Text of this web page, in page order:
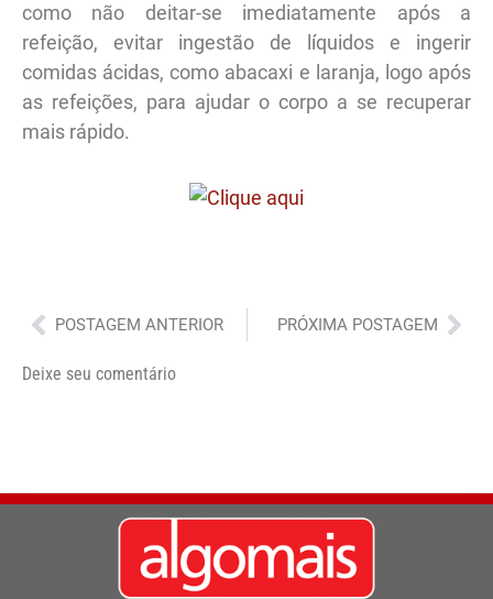
como não deitar-se imediatamente após a
refeição, evitar ingestão de líquidos e ingerir
comidas ácidas, como abacaxi e laranja, logo após
as refeições, para ajudar o corpo a se recuperar
mais rápido.
Anterior
POSTAGEM ANTERIOR PRÓXIMA POSTAGEM
Deixe seu comentário